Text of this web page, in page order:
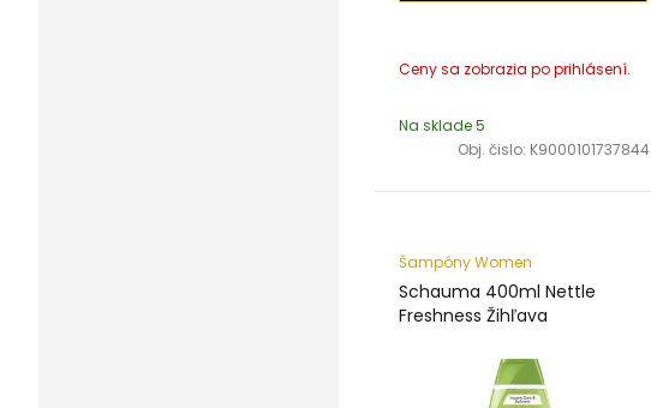
Na sklade 5
Obj. čislo: K9000101737844
Šampóny Women
Schauma 400ml Nettle
Freshness Žihľava